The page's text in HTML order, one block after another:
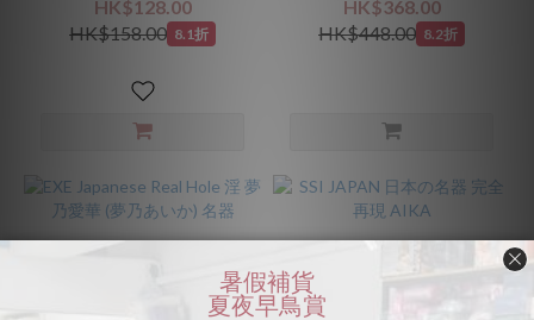
HK$128.00
HK$158.00 8.1折
HK$368.00
HK$448.00 8.2折